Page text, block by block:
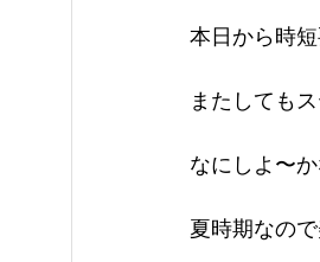
本日から時
またしても
なにしよ〜か
夏時期なの